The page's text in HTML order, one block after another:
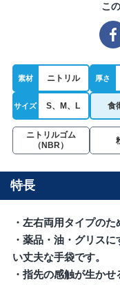
こ
素材 ニトリル 厚さ
サイズ S、M、L 食
ニトリルゴム
（NBR）
特長
・左右両用タイプの
・薬品・油・グリス
い丈夫な手袋です。
・指先の感触が生か